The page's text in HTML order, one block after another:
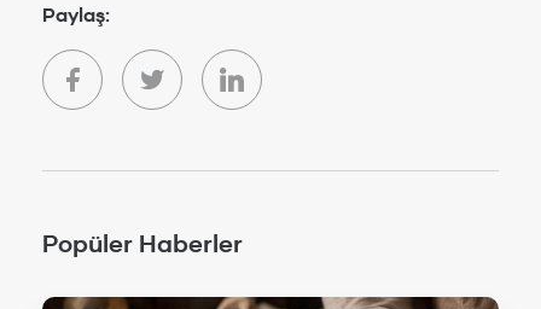
Paylaş:
Popüler Haberler